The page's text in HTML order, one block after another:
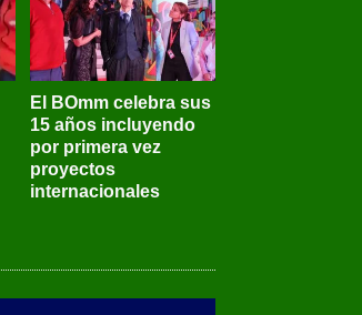
El BOmm celebra sus
15 años incluyendo
por primera vez
proyectos
internacionales